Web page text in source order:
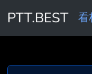
PTT.BEST 看